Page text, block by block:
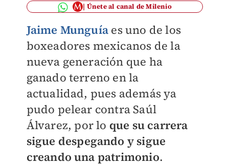
Únete al canal de Milenio
Jaime Munguía es uno de los
boxeadores mexicanos de la
nueva generación que ha
ganado terreno en la
actualidad, pues además ya
pudo pelear contra Saúl
Álvarez, por lo que su carrera
sigue despegando y sigue
creando una patrimonio.